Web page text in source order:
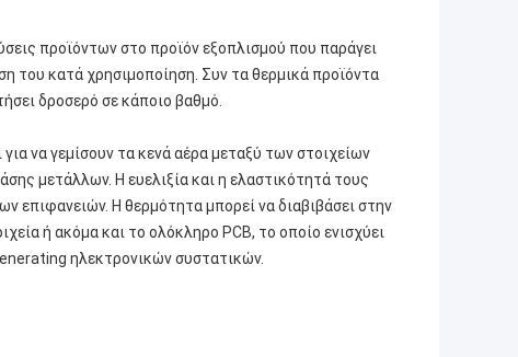
προϊόντων στο προϊόν εξοπλισμού που παράγει
του κατά χρησιμοποίηση. Συν τα θερμικά προϊόντα
δροσερό σε κάποιο βαθμό.
να γεμίσουν τα κενά αέρα μεταξύ των στοιχείων
μετάλλων. Η ευελιξία και η ελαστικότητά τους
επιφανειών. Η θερμότητα μπορεί να διαβιβάσει στην
ή ακόμα και το ολόκληρο PCB, το οποίο ενισχύει
ηλεκτρονικών συστατικών.